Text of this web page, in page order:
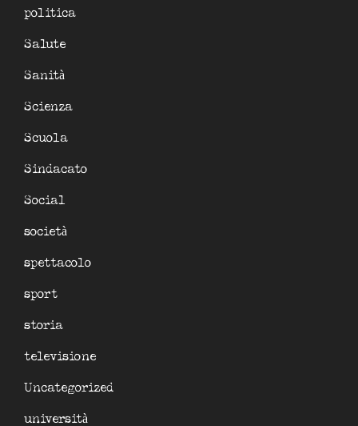
politica
Salute
Sanità
Scienza
Scuola
Sindacato
Social
società
spettacolo
sport
storia
televisione
Uncategorized
università